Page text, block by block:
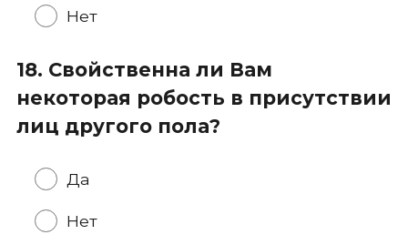
Нет
18. Свойственна ли Вам
некоторая робость в присутствии
лиц другого пола?
Да
Нет